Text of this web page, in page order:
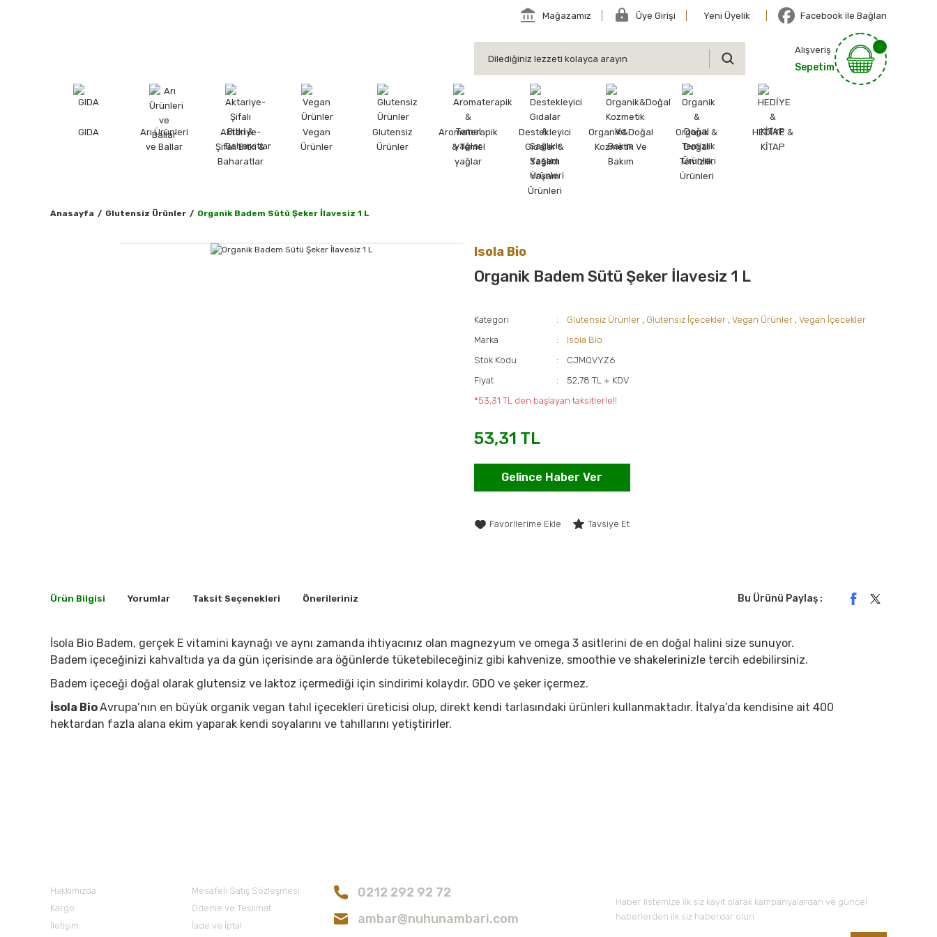
Mağazamız Üye Girişi Yeni Üyelik Facebook ile Bağlan
Alışveriş
Sepetim
GIDA
Arı Ürünleri
ve Ballar
Aktariye-
Şifalı Bitki &
Baharatlar
Vegan
Ürünler
Glutensiz
Ürünler
Aromaterapik
& Temel
yağlar
Destekleyici
Gıdalar &
Sağlıklı
Yaşam
Ürünleri
Organik&Doğal
Kozmetik Ve
Bakım
Organik &
Doğal
Temizlik
Ürünleri
HEDİYE &
KİTAP
Anasayfa Glutensiz Ürünler Organik Badem Sütü Şeker İlavesiz 1 L
Isola Bio
Organik Badem Sütü Şeker İlavesiz 1 L
Kategori Glutensiz Ürünler , Glutensiz İçecekler ,Vegan Ürünler ,Vegan İçecekler
Marka
Isola Bio
Stok Kodu
CJMQVYZ6
Fiyat
52,78 TL + KDV
*53,31 TL den başlayan taksitlerle!!
53,31 TL
Gelince Haber Ver
Tavsiye Et
Ürün Bilgisi Yorumlar Taksit Seçenekleri Önerileriniz Bu Ürünü Paylaş :
İsola Bio Badem, gerçek E vitamini kaynağı ve aynı zamanda ihtiyacınız olan magnezyum ve omega 3 asitlerini de en doğal halini size sunuyor.
Badem içeceğinizi kahvaltıda ya da gün içerisinde ara öğünlerde tüketebileceğiniz gibi kahvenize, smoothie ve shakelerinizle tercih edebilirsiniz.
Badem içeceği doğal olarak glutensiz ve laktoz içermediği için sindirimi kolaydır. GDO ve şeker içermez.
İsola BioAvrupa’nın en büyük organik vegan tahıl içecekleri üreticisi olup, direkt kendi tarlasındaki ürünleri kullanmaktadır. İtalya’da kendisine ait 400
hektardan fazla alana ekim yaparak kendi soyalarını ve tahıllarını yetiştirirler.
Hakkımızda
Kargo
İletişim
Mesafeli Satış Sözleşmesi
Ödeme ve Teslimat
İade ve İptal
0212 292 92 72
ambar@nuhunambari.com
Haber listemize ilk siz kayıt olarak kampanyalardan ve güncel
haberlerden ilk siz haberdar olun.